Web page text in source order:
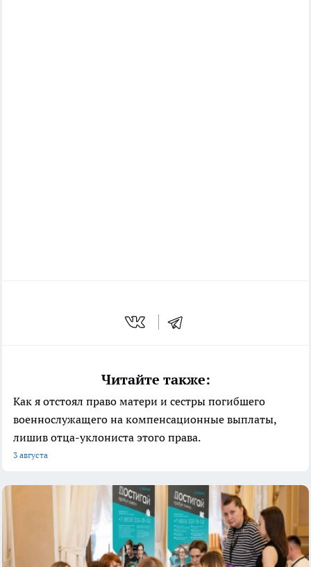
Читайте также:
Как я отстоял право матери и сестры погибшего
военнослужащего на компенсационные выплаты,
лишив отца-уклониста этого права.
3 августа